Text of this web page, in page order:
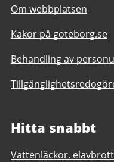
Om webbplatsen
Kakor på goteborg.se
Behandling av
Hitta snabbt
Vattenläckor,